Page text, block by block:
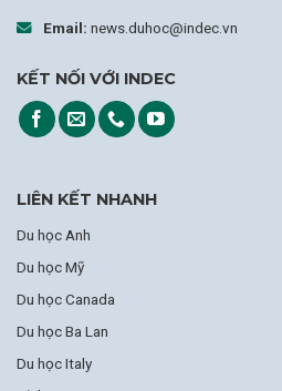
Email: news.duhoc@indec.vn
KẾT NỐI VỚI INDEC
LIÊN KẾT NHANH
Du học Anh
Du học Mỹ
Du học Canada
Du học Ba Lan
Du học Italy